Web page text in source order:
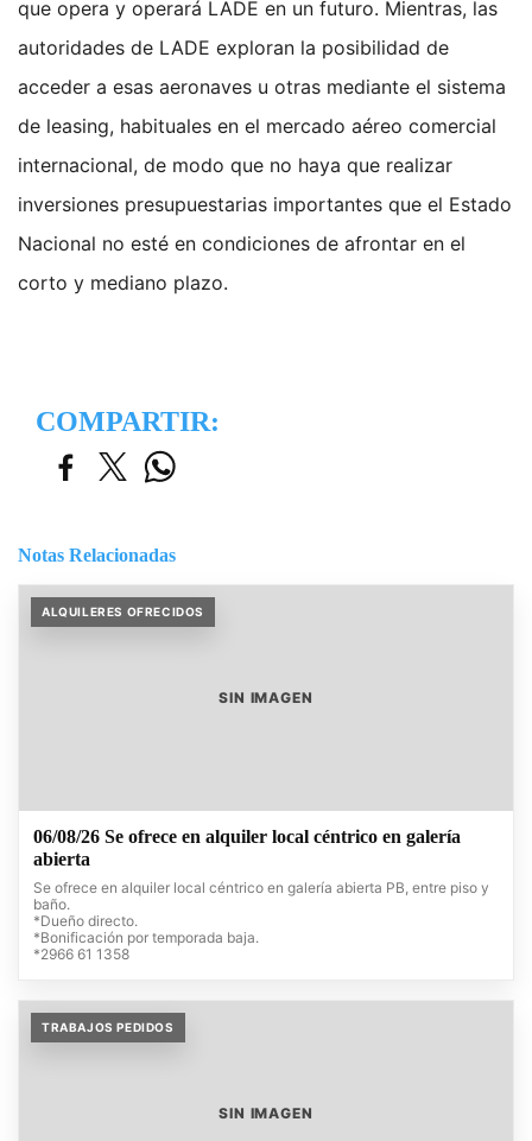
que opera y operará LADE en un futuro. Mientras, las
autoridades de LADE exploran la posibilidad de
acceder a esas aeronaves u otras mediante el sistema
de leasing, habituales en el mercado aéreo comercial
internacional, de modo que no haya que realizar
inversiones presupuestarias importantes que el Estado
Nacional no esté en condiciones de afrontar en el
corto y mediano plazo.
COMPARTIR:
Notas Relacionadas
ALQUILERES OFRECIDOS
SIN IMAGEN
06/08/26 Se ofrece en alquiler local céntrico en galería
abierta
Se ofrece en alquiler local céntrico en galería abierta PB, entre piso y
baño.
*Dueño directo.
*Bonificación por temporada baja.
*2966 61 1358
TRABAJOS PEDIDOS
SIN IMAGEN